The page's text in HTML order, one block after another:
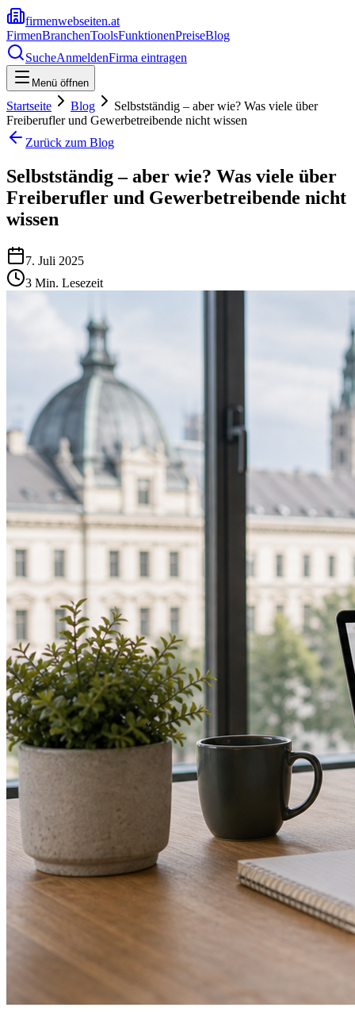
firmenwebseiten.at
FirmenBranchenToolsFunktionenPreiseBlog
SucheAnmeldenFirma eintragen
Menü öffnen
Startseite Blog
Selbstständig – aber wie? Was viele über
Freiberufler und Gewerbetreibende nicht wissen
Zurück zum Blog
Selbstständig – aber wie? Was viele über
Freiberufler und Gewerbetreibende nicht
wissen
7. Juli 2025
3 Min. Lesezeit